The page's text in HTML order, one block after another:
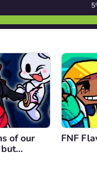
Iniciar el juego/
Volver
of our
FNF